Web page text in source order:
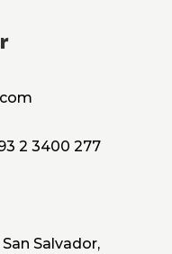
2 3400 277
Salvador,